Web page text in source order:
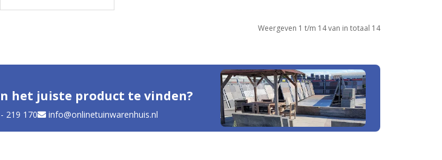
Weergeven 1 t/m 14 van in totaal 14
het juiste product te vinden?
219 170 info@onlinetuinwarenhuis.nl